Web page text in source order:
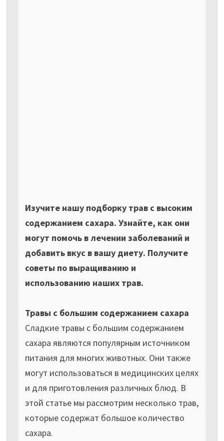
Изучите нашу подборку трав с высоким
содержанием сахара. Узнайте, как они
могут помочь в лечении заболеваний и
добавить вкус в вашу диету. Получите
советы по выращиванию и
использованию наших трав.
Травы с большим содержанием сахара
Сладкие травы с большим содержанием
сахара являются популярным источником
питания для многих животных. Они также
могут использоваться в медицинских целях
и для приготовления различных блюд. В
этой статье мы рассмотрим несколько трав,
которые содержат большое количество
сахара.